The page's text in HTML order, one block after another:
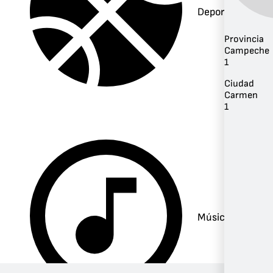
Deportes
Música
Provincia
Campeche
1
Ciudad
Carmen
1